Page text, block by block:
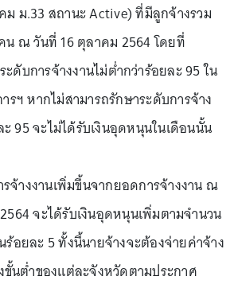
ม.33 สถานะ Active) ที่มีลูกจ้างรวม
น ณ วันที่ 16 ตุลาคม 2564 โดยที่
ดับการจ้างงานไม่ต่ำกว่าร้อยละ 95 ใน
ารฯ หากไม่สามารถรักษาระดับการจ้าง
95 จะไม่ได้รับเงินอุดหนุนในเดือนนั้น
จ้างงานเพิ่มขึ้นจากยอดการจ้างงาน ณ
จะได้รับเงินอุดหนุนเพิ่มตามจำนวน
ร้อยละ 5 ทั้งนี้นายจ้างจะต้องจ่ายค่าจ้าง
ขั้นต่ำของแต่ละจังหวัดตามประกาศ